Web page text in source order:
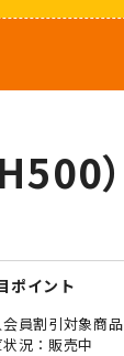
）
ポイント
員割引対象商品
販売中